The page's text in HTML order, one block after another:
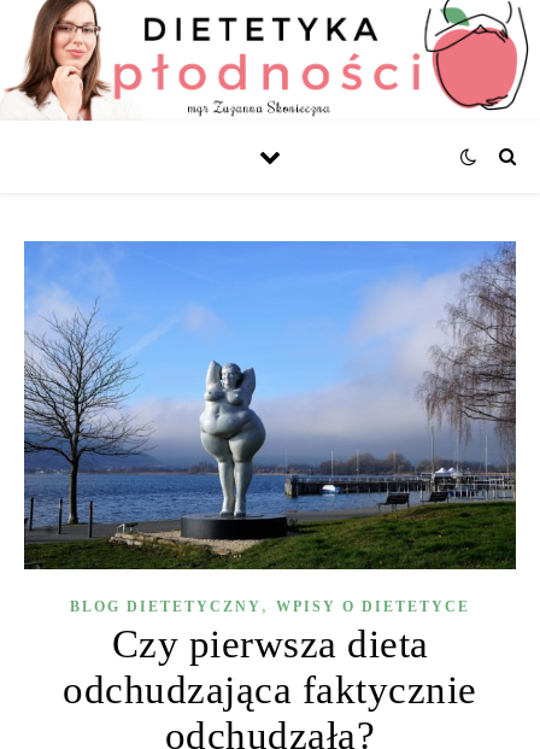
BLOG DIETETYCZNY , WPISY O DIETETYCE
Czy pierwsza dieta
odchudzająca faktycznie
odchudzała?